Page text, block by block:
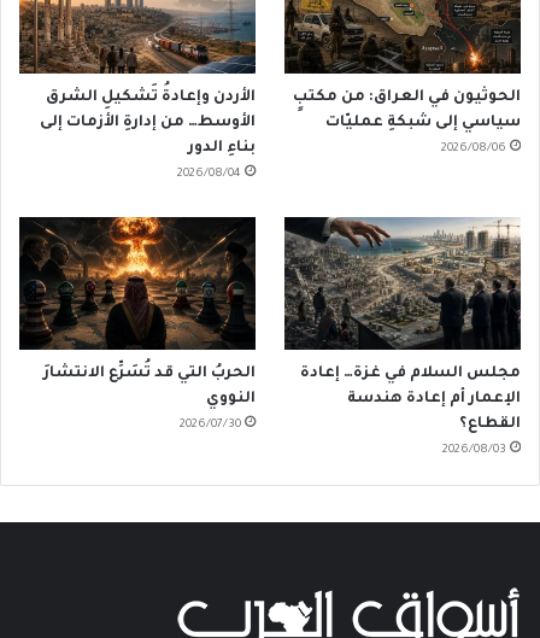
الحوثيون في العراق: من مكتبٍ
سياسي إلى شبكةِ عمليّات
2026/08/06
الأردن وإعادةُ تَشكيلِ الشرق
الأوسط… من إدارةِ الأزمات إلى
بناءِ الدور
2026/08/04
مجلس السلام في غزة… إعادة
الإعمار أم إعادة هندسة
القطاع؟
2026/08/03
الحربُ التي قد تُسَرِّع الانتشارَ
النووي
2026/07/30